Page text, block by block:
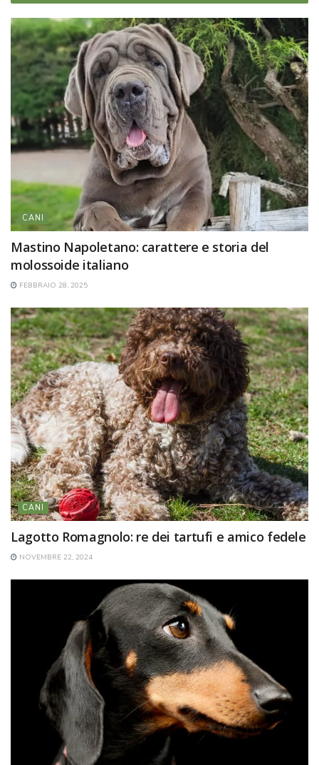
CANI
Mastino Napoletano: carattere e storia del
molossoide italiano
FEBBRAIO 28, 2025
CANI
Lagotto Romagnolo: re dei tartufi e amico fedele
NOVEMBRE 22, 2024